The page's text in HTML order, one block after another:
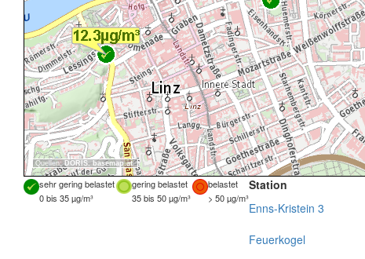
Quellen:DORIS, basemap.at
sehr gering belastet gering belastet
belastet
0 bis 35 µg/m³
35 bis 50 µg/m³ > 50 µg/m³
Station
Enns-Kristein 3
Feuerkogel